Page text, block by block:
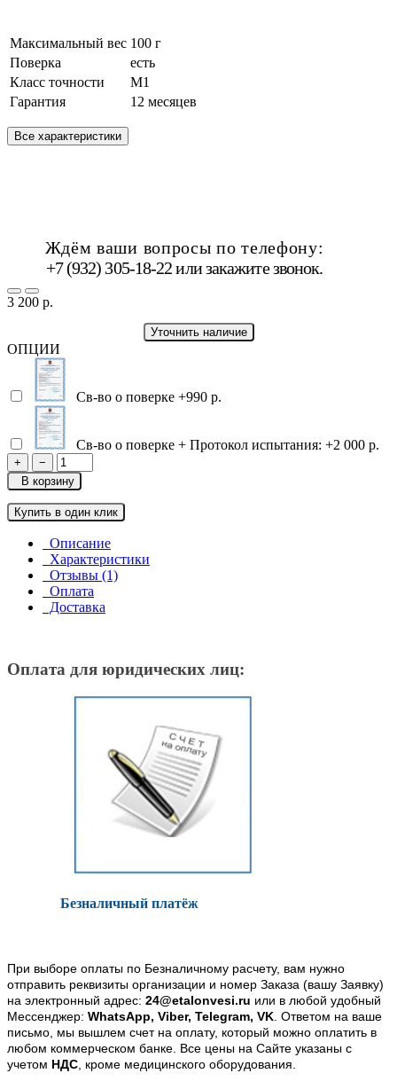
Максимальный вес 100 г
Поверка
есть
Класс точности
М1
Гарантия
12 месяцев
Все характеристики
Ждём ваши вопросы по телефону:
+7 (932) 305-18-22 илизакажите звонок.
3 200 р.
Уточнить наличие
ОПЦИИ
Св-во о поверке +990 р.
Св-во о поверке + Протокол испытания: +2 000 р.
+
−
В корзину
Купить в один клик
Описание
Характеристики
Отзывы (1)
Оплата
Доставка
Оплата для юридических лиц:
Безналичный платёж
При выборе оплаты по Безналичному расчету, вам нужно
отправить реквизиты организации и номер Заказа (вашу Заявку)
на электронный адрес: 24@etalonvesi.ru или в любой удобный
Мессенджер: WhatsApp, Viber, Telegram, VK. Ответом на ваше
письмо, мы вышлем счет на оплату, который можно оплатить в
любом коммерческом банке. Все цены на Сайте указаны с
учетом НДС, кроме медицинского оборудования.